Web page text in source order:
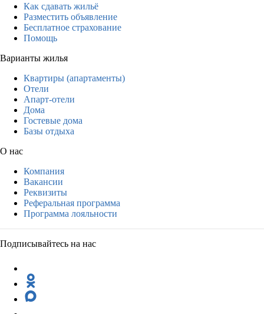
Как сдавать жильё
Разместить объявление
Бесплатное страхование
Помощь
Варианты жилья
Квартиры (апартаменты)
Отели
Апарт-отели
Дома
Гостевые дома
Базы отдыха
О нас
Компания
Вакансии
Реквизиты
Реферальная программа
Программа лояльности
Подписывайтесь на нас